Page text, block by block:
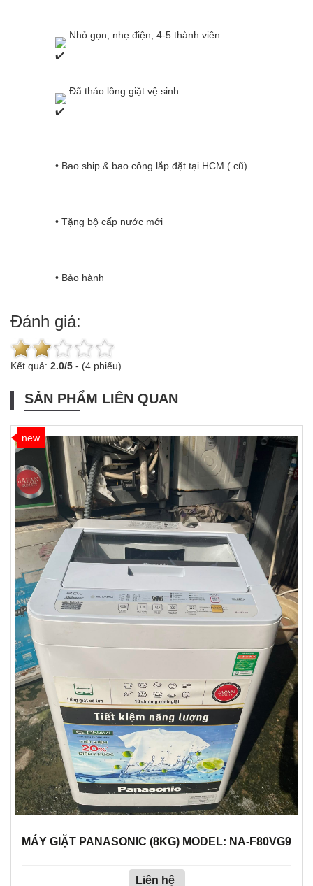
Nhỏ gọn, nhẹ điện, 4-5 thành viên
Đã tháo lồng giặt vệ sinh
		• Bao ship & bao công lắp đặt tại HCM ( cũ)
		• Tặng bộ cấp nước mới
		• Bảo hành
Đánh giá:
Kết quả: 2.0/5 - (4 phiếu)
SẢN PHẨM LIÊN QUAN
new
MÁY GIẶT PANASONIC (8KG) MODEL: NA-F80VG9
Liên hệ